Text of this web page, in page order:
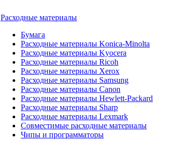
Расходные материалы
Бумага
Расходные материалы Konica-Minolta
Расходные материалы Kyocera
Расходные материалы Ricoh
Расходные материалы Xerox
Расходные материалы Samsung
Расходные материалы Canon
Расходные материалы Hewlett-Packard
Расходные материалы Sharp
Расходные материалы Lexmark
Совместимые расходные материалы
Чипы и программаторы